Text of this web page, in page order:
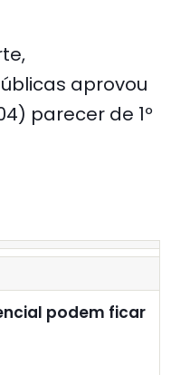
aprovou
parecer de 1º
podem ficar